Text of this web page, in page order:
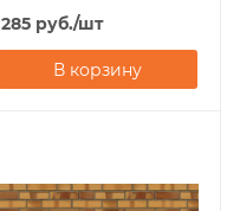
285руб./шт
В корзину